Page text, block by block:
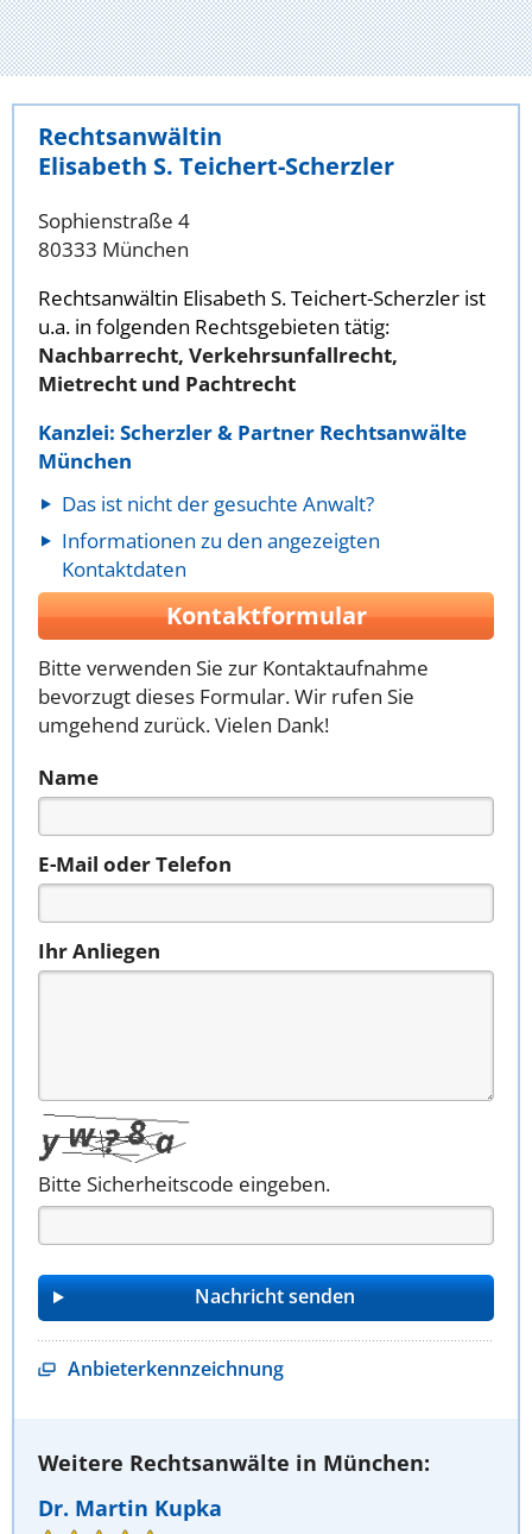
Rechtsanwältin
Elisabeth S. Teichert-Scherzler
Sophienstraße 4
80333 München
Rechtsanwältin Elisabeth S. Teichert-Scherzler ist
u.a. in folgenden Rechtsgebieten tätig:
Nachbarrecht, Verkehrsunfallrecht,
Mietrecht und Pachtrecht
Kanzlei: Scherzler & Partner Rechtsanwälte
München
Das ist nicht der gesuchte Anwalt?
Informationen zu den angezeigten
Kontaktdaten
Kontaktformular
Bitte verwenden Sie zur Kontaktaufnahme
bevorzugt dieses Formular. Wir rufen Sie
umgehend zurück. Vielen Dank!
Name
E-Mail oder Telefon
Ihr Anliegen
Bitte Sicherheitscode eingeben.
Anbieterkennzeichnung
Weitere Rechtsanwälte in München:
Dr. Martin Kupka